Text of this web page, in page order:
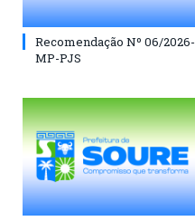
Recomendação Nº 06/2026-
MP-PJS